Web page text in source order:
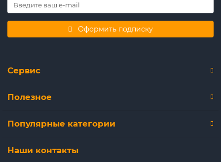
Оформить подписку
Сервис
Полезное
Популярные категории
Наши контакты